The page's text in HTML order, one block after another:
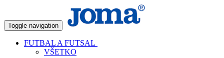
Toggle navigation
FUTBAL A FUTSAL
VŠETKO